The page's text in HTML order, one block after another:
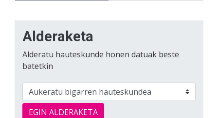
Alderaketa
Alderatu hauteskunde honen datuak beste
batetkin
EGIN ALDERAKETA